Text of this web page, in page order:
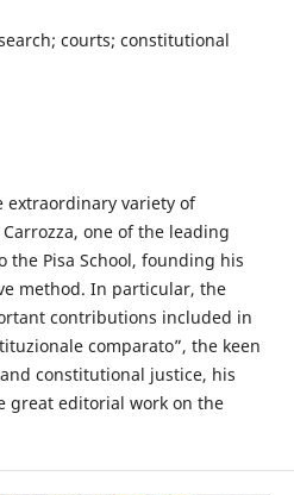
courts; constitutional
extraordinary variety of
one of the leading
Pisa School, founding his
method. In particular, the
contributions included in
comparato”, the keen
constitutional justice, his
great editorial work on the